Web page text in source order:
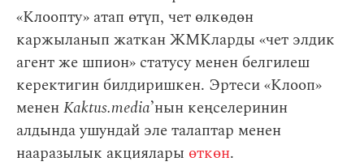
«Клоопту» атап өтүп, чет өлкөдөн
каржыланып жаткан ЖМКларды «чет элдик
агент же шпион» статусу менен белгилеш
керектигин билдиришкен. Эртеси «Клооп»
мененKaktus.media’нын кеңселеринин
алдында ушундай эле талаптар менен
нааразылык акциялары өткөн.